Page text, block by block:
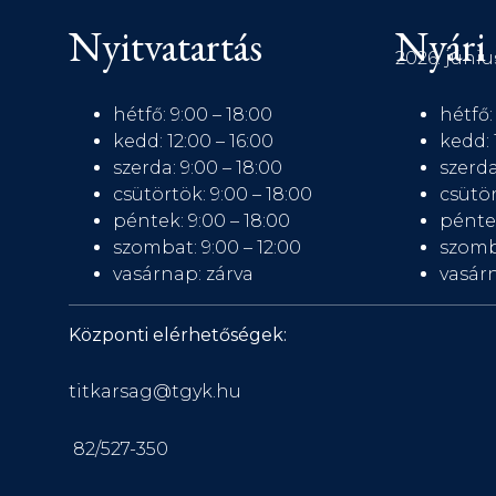
Nyitvatartás
hétfő: 9:00 – 18:00
kedd: 12:00 – 16:00
szerda: 9:00 – 18:00
csütörtök: 9:00 – 18:00
péntek: 9:00 – 18:00
szombat: 9:00 – 12:00
vasárnap: zárva
Nyári
2026.
hétfő:
kedd:
Központi elérhetőségek:
titkarsag@tgyk.hu
82/527-350